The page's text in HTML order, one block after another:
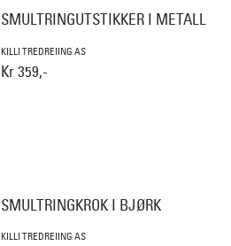
SMULTRINGUTSTIKKER I METALL
KILLI TREDREIING AS
Kr 359,-
SMULTRINGKROK I BJØRK
KILLI TREDREIING AS